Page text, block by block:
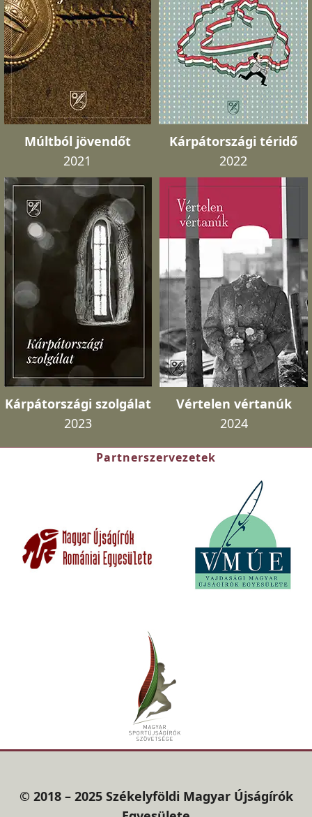
Múltból jövendőt
2021
Kárpátországi téridő
2022
Kárpátországi szolgálat
2023
Vértelen vértanúk
2024
Partnerszervezetek
© 2018 – 2025 Székelyföldi Magyar Újságírók